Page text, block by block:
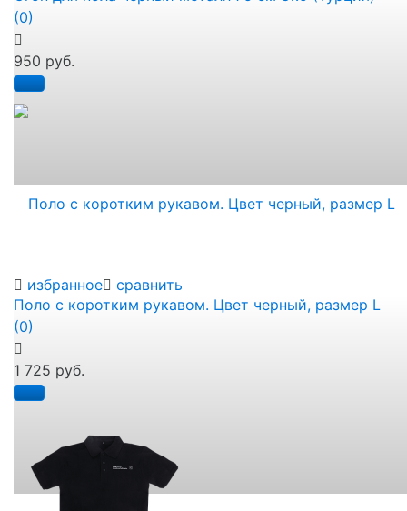
избранное сравнить
(0)
950 руб.
Поло с коротким рукавом. Цвет черный, размер L
(0)
1 725 руб.